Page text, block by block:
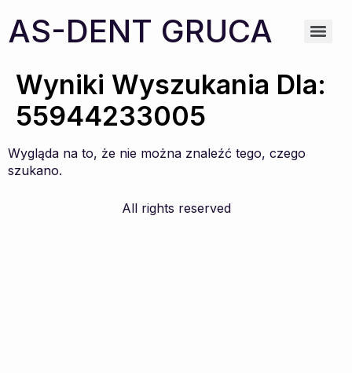
AS-DENT GRUCA
Wyniki Wyszukania Dla:
55944233005
Wygląda na to, że nie można znaleźć tego, czego
szukano.
All rights reserved